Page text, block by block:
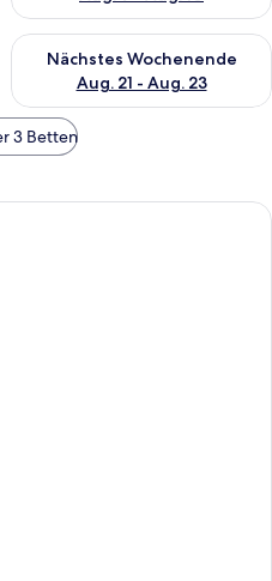
Wochenende, Aug. 14
Nächstes Wochenende
Aug. 21 - Aug. 23
Überprüfe die Verfügbarkeit
3 Betten